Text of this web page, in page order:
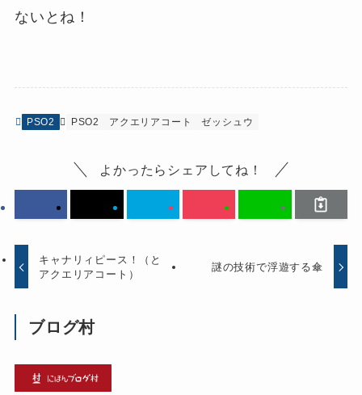
ないとね！
PSO2 PSO2 アクエリアコート ゼッシュウ
よかったらシェアしてね！
キャナリィピース！（と
アクエリアコート）
謎の技術で浮遊する傘
ブログ村